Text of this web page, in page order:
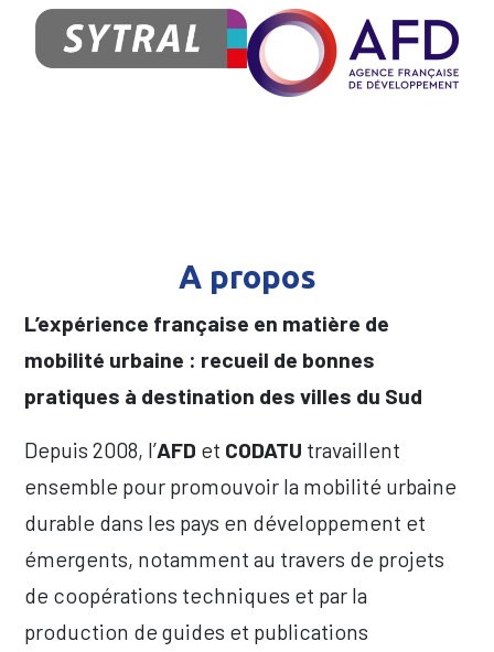
A propos
L’expérience française en matière de
mobilité urbaine : recueil de bonnes
pratiques à destination des villes du Sud
Depuis 2008, l’AFD et CODATU travaillent
ensemble pour promouvoir la mobilité urbaine
durable dans les pays en développement et
émergents, notamment au travers de projets
de coopérations techniques et par la
production de guides et publications